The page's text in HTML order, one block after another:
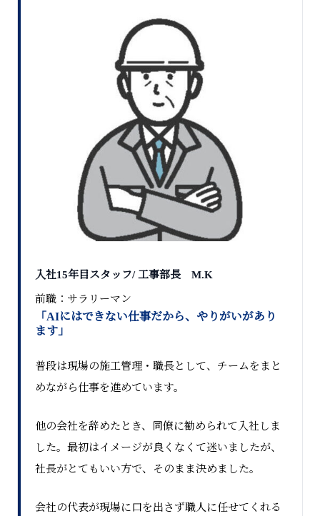
入社15年目スタッフ/ 工事部長 M.K
前職：サラリーマン
「AIにはできない仕事だから、やりがいがあり
ます」
普段は現場の施工管理・職長として、チームをまと
めながら仕事を進めています。
他の会社を辞めたとき、同僚に勧められて入社しま
した。最初はイメージが良くなくて迷いましたが、
社長がとてもいい方で、そのまま決めました。
会社の代表が現場に口を出さず職人に任せてくれる